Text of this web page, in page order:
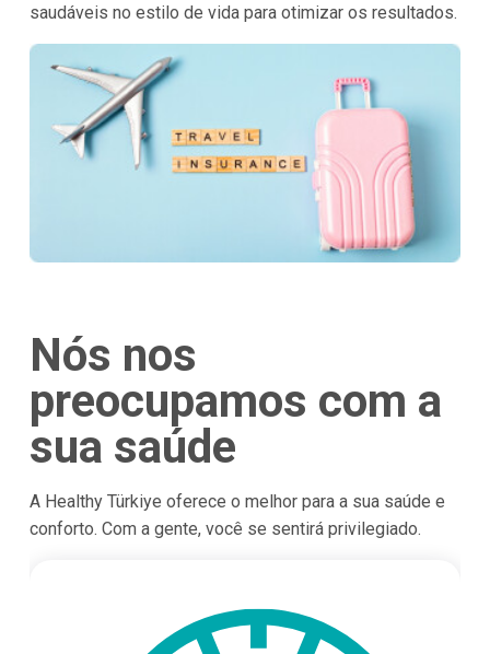
saudáveis no estilo de vida para otimizar os resultados.
Nós nos
preocupamos com a
sua saúde
A Healthy Türkiye oferece o melhor para a sua saúde e
conforto. Com a gente, você se sentirá privilegiado.